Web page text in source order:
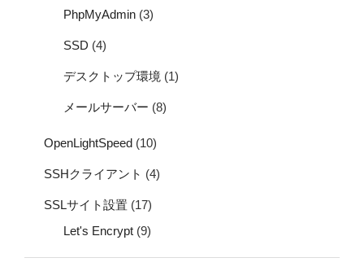
PhpMyAdmin (3)
SSD (4)
デスクトップ環境 (1)
メールサーバー (8)
OpenLightSpeed (10)
SSHクライアント (4)
SSLサイト設置 (17)
Let's Encrypt (9)